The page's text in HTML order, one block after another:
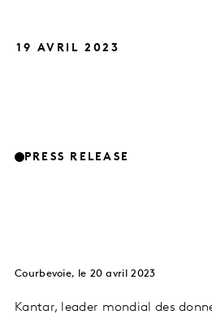
19 AVRIL 2023
PRESS RELEASE
Courbevoie, le 20 avril 2023
Kantar, leader mondial des